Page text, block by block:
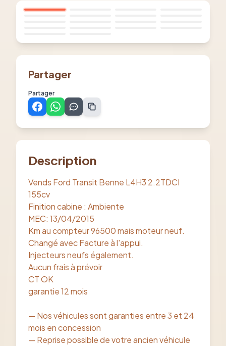
Partager
Partager
Description
Vends Ford Transit Benne L4H3 2.2TDCI
155cv
Finition cabine : Ambiente
MEC: 13/04/2015
Km au compteur 96500 mais moteur neuf.
Changé avec Facture à l'appui.
Injecteurs neufs également.
Aucun frais à prévoir
CT OK
garantie 12 mois
— Nos véhicules sont garanties entre 3 et 24
mois en concession
— Reprise possible de votre ancien véhicule